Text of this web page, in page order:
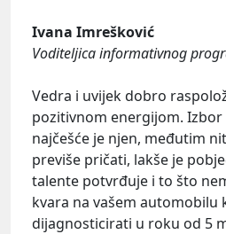
Ivana Imrešković
Voditeljica informativnog
Vedra i uvijek dobro
pozitivnom energijom. Izbor
najčešće je njen, međutim
previše pričati, lakše je
talente potvrđuje i to što
kvara na vašem automobilu
dijagnosticirati u roku od 5